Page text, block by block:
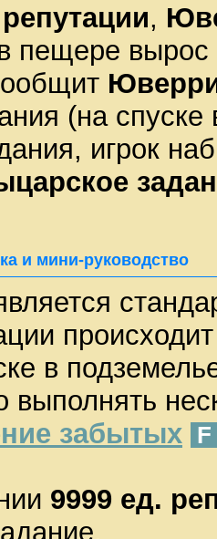
,
пещере
(на
игрок
и мини-руководство
в
забытых
F
9999 ед.